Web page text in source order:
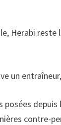
Herabi
un
contre-